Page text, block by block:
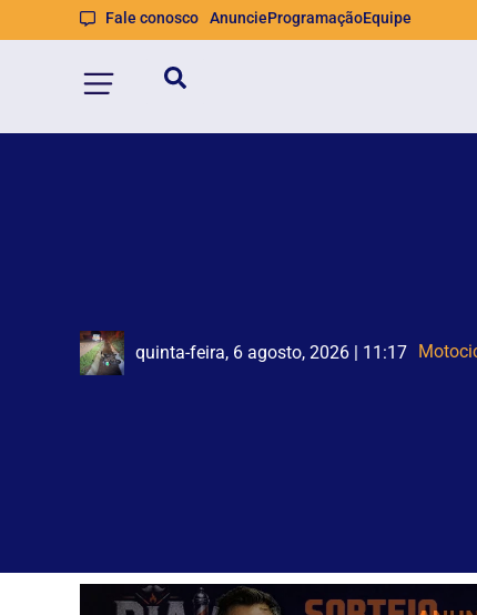
Fale conosco AnuncieProgramaçãoEquipe
quinta-feira, 6 agosto, 2026 | 11:17
quinta-feira, 6 agosto, 2026 | 10:35